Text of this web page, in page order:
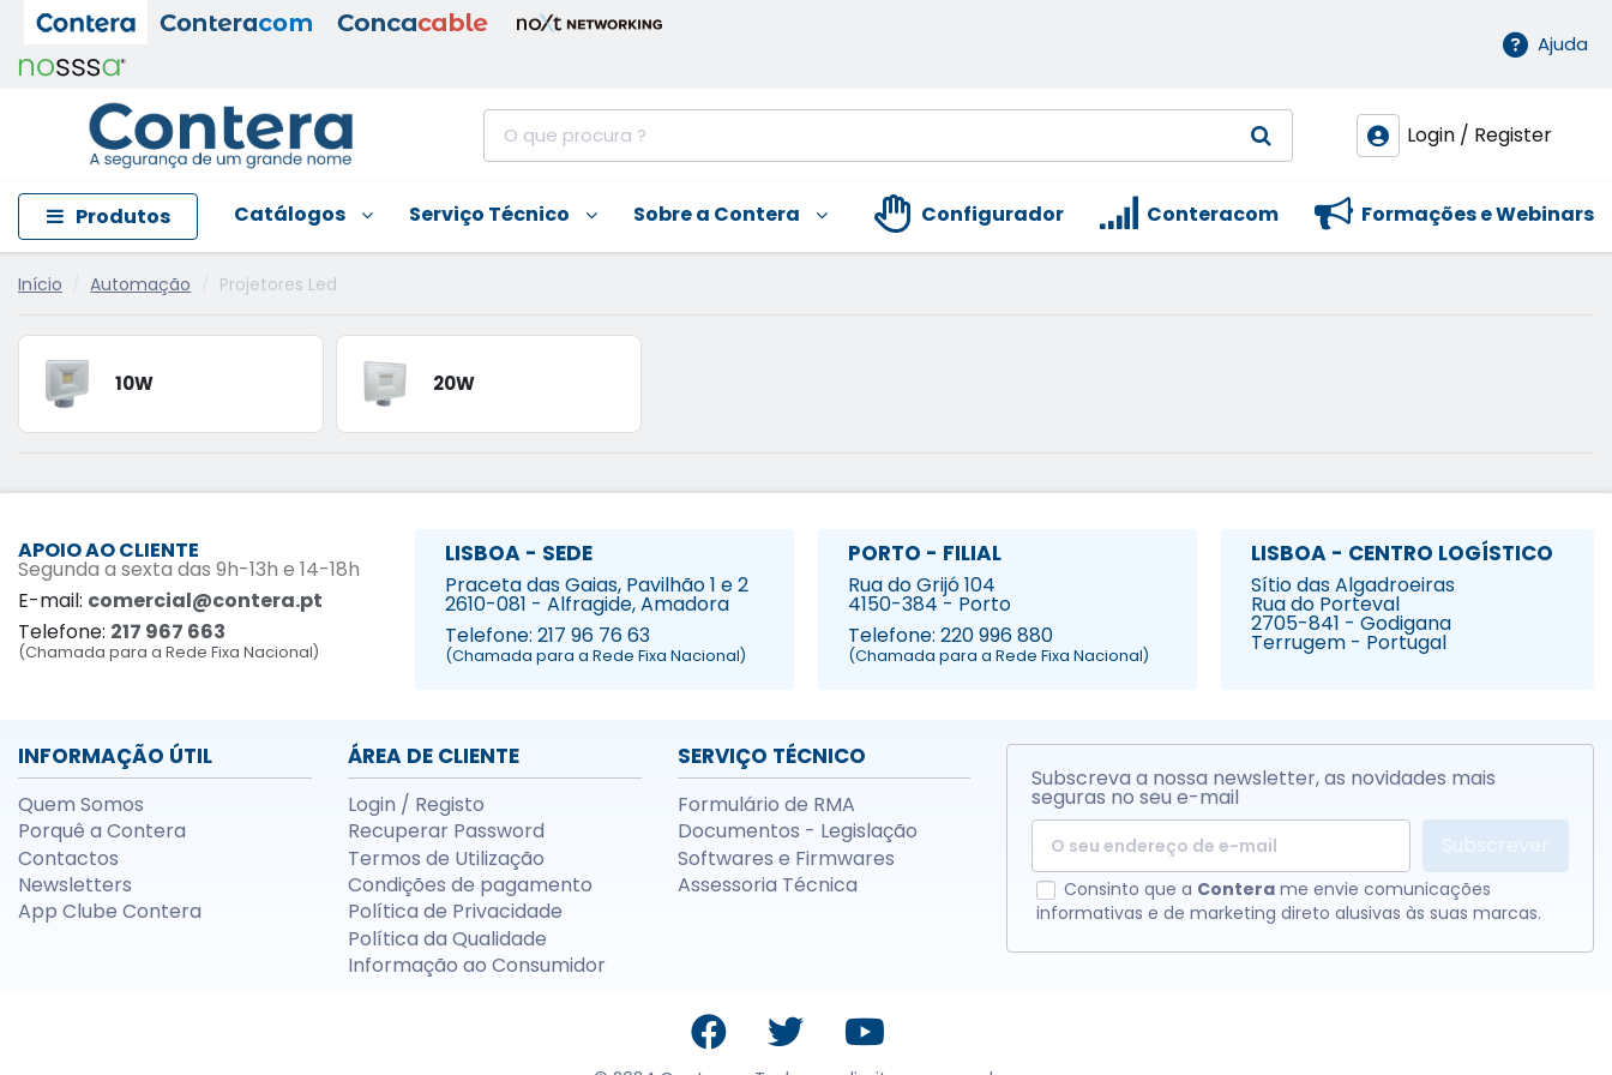
Ajuda
Login / Register
Produtos Catálogos Serviço Técnico Sobre a Contera Formações e Webinars
Conteracom
Configurador
Início Automação Projetores Led
10W 20W
APOIO AO CLIENTE
Segunda a sexta das 9h-13h e 14-18h
E-mail: comercial@contera.pt
Telefone: 217 967 663
(Chamada para a Rede Fixa Nacional)
LISBOA - SEDE
Praceta das Gaias, Pavilhão 1 e 2
2610-081 - Alfragide, Amadora
Telefone: 217 96 76 63
(Chamada para a Rede Fixa Nacional)
PORTO - FILIAL
Rua do Grijó 104
4150-384 - Porto
Telefone: 220 996 880
(Chamada para a Rede Fixa Nacional)
LISBOA - CENTRO LOGÍSTICO
Sítio das Algadroeiras
Rua do Porteval
2705-841 - Godigana
Terrugem - Portugal
INFORMAÇÃO ÚTIL
Quem Somos
Porquê a Contera
Contactos
Newsletters
App Clube Contera
ÁREA DE CLIENTE
Login / Registo
Recuperar Password
Termos de Utilização
Condições de pagamento
Política de Privacidade
Política da Qualidade
Informação ao Consumidor
SERVIÇO TÉCNICO
Formulário de RMA
Documentos - Legislação
Softwares e Firmwares
Assessoria Técnica
Subscreva a nossa newsletter, as novidades mais
seguras no seu e-mail
Subscrever
Consinto que a Contera me envie comunicações
informativas e de marketing direto alusivas às suas marcas.